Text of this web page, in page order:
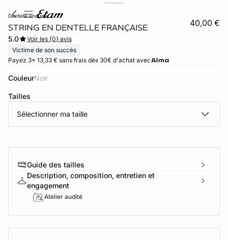
dentelle and me
STRING EN DENTELLE FRANÇAISE 40,00 €
5.0
Voir les {0} avis
Victime de son succès
Payez 3x 13,33 € sans frais dès 30€ d'achat avec
Couleur noir
Tailles
Sélectionner ma taille
Guide des tailles
Description, composition, entretien et
engagement
Atelier audité